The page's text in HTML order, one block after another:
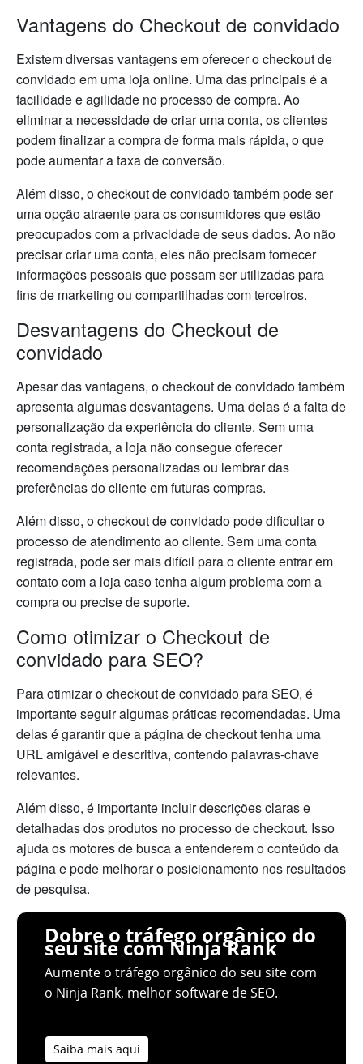
Vantagens do Checkout de convidado
Existem diversas vantagens em oferecer o checkout de
convidado em uma loja online. Uma das principais é a
facilidade e agilidade no processo de compra. Ao
eliminar a necessidade de criar uma conta, os clientes
podem finalizar a compra de forma mais rápida, o que
pode aumentar a taxa de conversão.
Além disso, o checkout de convidado também pode ser
uma opção atraente para os consumidores que estão
preocupados com a privacidade de seus dados. Ao não
precisar criar uma conta, eles não precisam fornecer
informações pessoais que possam ser utilizadas para
fins de marketing ou compartilhadas com terceiros.
Desvantagens do Checkout de
convidado
Apesar das vantagens, o checkout de convidado também
apresenta algumas desvantagens. Uma delas é a falta de
personalização da experiência do cliente. Sem uma
conta registrada, a loja não consegue oferecer
recomendações personalizadas ou lembrar das
preferências do cliente em futuras compras.
Além disso, o checkout de convidado pode dificultar o
processo de atendimento ao cliente. Sem uma conta
registrada, pode ser mais difícil para o cliente entrar em
contato com a loja caso tenha algum problema com a
compra ou precise de suporte.
Como otimizar o Checkout de
convidado para SEO?
Para otimizar o checkout de convidado para SEO, é
importante seguir algumas práticas recomendadas. Uma
delas é garantir que a página de checkout tenha uma
URL amigável e descritiva, contendo palavras-chave
relevantes.
Além disso, é importante incluir descrições claras e
detalhadas dos produtos no processo de checkout. Isso
ajuda os motores de busca a entenderem o conteúdo da
página e pode melhorar o posicionamento nos resultados
de pesquisa.
Dobre o tráfego orgânico do
seu site com Ninja Rank
Aumente o tráfego orgânico do seu site com
o Ninja Rank, melhor software de SEO.
Saiba mais aqui